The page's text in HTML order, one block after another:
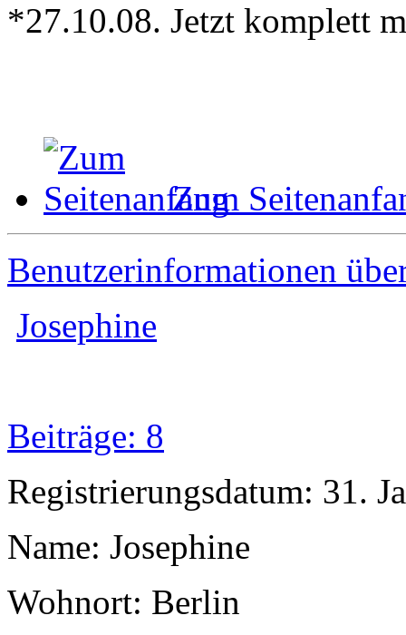
*27.10.08. Jetzt komplett
Zum
Benutzerinformationen
Josephine
Beiträge: 8
Registrierungsdatum: 31.
Name: Josephine
Wohnort: Berlin